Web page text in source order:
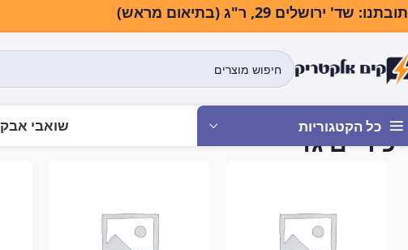
שד' ירושלים 29, ר"ג (בתיאום מראש)
כל הקטגוריות שואבי אבק
כיריים גזעמוד הבית